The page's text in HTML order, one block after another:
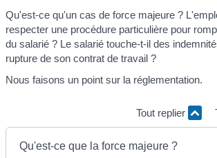
Qu'est-ce qu'un cas de force majeure ?
respecter une procédure particulière pour
du salarié ? Le salarié touche-t-il des
rupture de son contrat de travail ?
Nous faisons un point sur la réglementation.
Tout replier
Qu'est-ce que la force majeure ?